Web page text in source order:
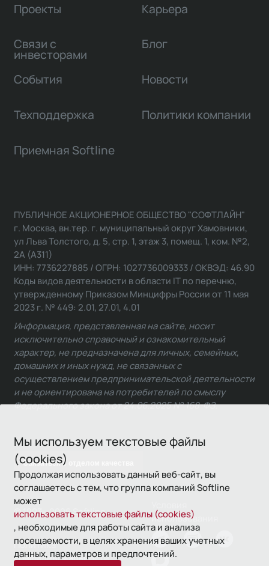
Мы используем текстовые файлы
(cookies)
Продолжая использовать данный веб-сайт, вы
соглашаетесь с тем, что группа компаний Softline
может
использовать текстовые файлы (cookies)
, необходимые для работы сайта и анализа
посещаемости, в целях хранения ваших учетных
данных, параметров и предпочтений.
Проекты
Связи с
инвесторами
Карьера
Блог
События Новости
Техподдержка Политики компании
Приемная Softline
Связаться с отделом качества
ПУБЛИЧНОЕ АКЦИОНЕРНОЕ ОБЩЕСТВО "СОФТЛАЙН"
г. Москва, вн.тер. г. муниципальный округ Хамовники,
ул Льва Толстого, д. 5, стр. 1, этаж 3, помещ. 1, ком. №2,
2А (А311)
ИНН: 7736227885 / ОГРН: 1027736009333 / ОКВЭД: 46.90
Коды видов деятельности в области IT по перечню,
утвержденному Приказом Минцифры России от 11 мая
2023 г. № 449: 2.01, 27.01, 4.01
Информация, представленная на сайте, носит
исключительно справочный и ознакомительный
характер, не предназначена для личных, семейных,
домашних и иных нужд, не связанных с
осуществлением предпринимательской деятельности
и не ориентирована на потребителей по смыслу
Федерального закона от 24.06.2025 № 168-ФЗ.
© 1993—2026 Softline
использования
Политика
конфиденциальности